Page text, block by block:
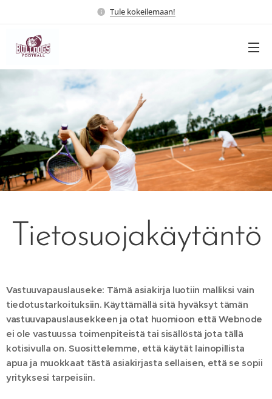
Tule kokeilemaan!
Tietosuojakäytäntö
Vastuuvapauslauseke: Tämä asiakirja luotiin malliksi vain
tiedotustarkoituksiin. Käyttämällä sitä hyväksyt tämän
vastuuvapauslausekkeen ja otat huomioon että Webnode
ei ole vastuussa toimenpiteistä tai sisällöstä jota tällä
kotisivulla on. Suosittelemme, että käytät lainopillista
apua ja muokkaat tästä asiakirjasta sellaisen, että se sopii
yrityksesi tarpeisiin.